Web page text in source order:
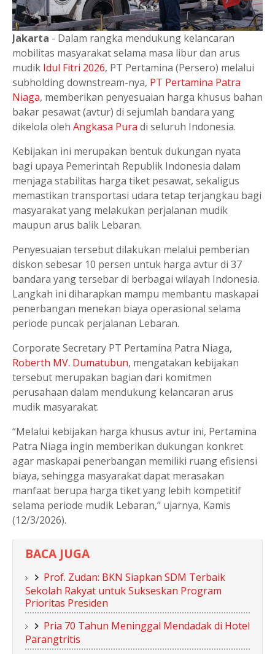
Jakarta - Dalam rangka mendukung kelancaran
mobilitas masyarakat selama masa libur dan arus
mudik Idul Fitri 2026, PT Pertamina (Persero) melalui
subholding downstream-nya, PT Pertamina Patra
Niaga, memberikan penyesuaian harga khusus bahan
bakar pesawat (avtur) di sejumlah bandara yang
dikelola oleh Angkasa Pura di seluruh Indonesia.
Kebijakan ini merupakan bentuk dukungan nyata
bagi upaya Pemerintah Republik Indonesia dalam
menjaga stabilitas harga tiket pesawat, sekaligus
memastikan transportasi udara tetap terjangkau bagi
masyarakat yang melakukan perjalanan mudik
maupun arus balik Lebaran.
Penyesuaian tersebut dilakukan melalui pemberian
diskon sebesar 10 persen untuk harga avtur di 37
bandara yang tersebar di berbagai wilayah Indonesia.
Langkah ini diharapkan mampu membantu maskapai
penerbangan menekan biaya operasional selama
periode puncak perjalanan Lebaran.
Corporate Secretary PT Pertamina Patra Niaga,
Roberth MV. Dumatubun, mengatakan kebijakan
tersebut merupakan bagian dari komitmen
perusahaan dalam mendukung kelancaran arus
mudik masyarakat.
“Melalui kebijakan harga khusus avtur ini, Pertamina
Patra Niaga ingin memberikan dukungan konkret
agar maskapai penerbangan memiliki ruang efisiensi
biaya, sehingga masyarakat dapat merasakan
manfaat berupa harga tiket yang lebih kompetitif
selama periode mudik Lebaran,” ujarnya, Kamis
(12/3/2026).
BACA JUGA
Prof. Zudan: BKN Siapkan SDM Terbaik
Sekolah Rakyat untuk Sukseskan Program
Prioritas Presiden
Pria 70 Tahun Meninggal Mendadak di Hotel
Parangtritis